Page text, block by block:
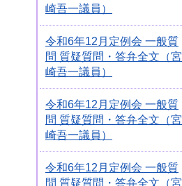
崎吾一議員）
令和6年12月定例会 一般質
問 質疑質問・答弁全文（宮
崎吾一議員）
令和6年12月定例会 一般質
問 質疑質問・答弁全文（宮
崎吾一議員）
令和6年12月定例会 一般質
問 質疑質問・答弁全文（宮